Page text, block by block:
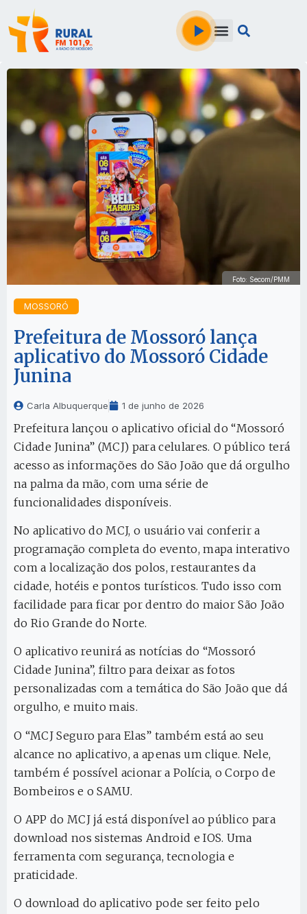
Foto: Secom/PMM
MOSSORÓ
Prefeitura de Mossoró lança
aplicativo do Mossoró Cidade
Junina
Carla Albuquerque 1 de junho de 2026
Prefeitura lançou o aplicativo oficial do “Mossoró
Cidade Junina” (MCJ) para celulares. O público terá
acesso as informações do São João que dá orgulho
na palma da mão, com uma série de
funcionalidades disponíveis.
No aplicativo do MCJ, o usuário vai conferir a
programação completa do evento, mapa interativo
com a localização dos polos, restaurantes da
cidade, hotéis e pontos turísticos. Tudo isso com
facilidade para ficar por dentro do maior São João
do Rio Grande do Norte.
O aplicativo reunirá as notícias do “Mossoró
Cidade Junina”, filtro para deixar as fotos
personalizadas com a temática do São João que dá
orgulho, e muito mais.
O “MCJ Seguro para Elas” também está ao seu
alcance no aplicativo, a apenas um clique. Nele,
também é possível acionar a Polícia, o Corpo de
Bombeiros e o SAMU.
O APP do MCJ já está disponível ao público para
download nos sistemas Android e IOS. Uma
ferramenta com segurança, tecnologia e
praticidade.
O download do aplicativo pode ser feito pelo